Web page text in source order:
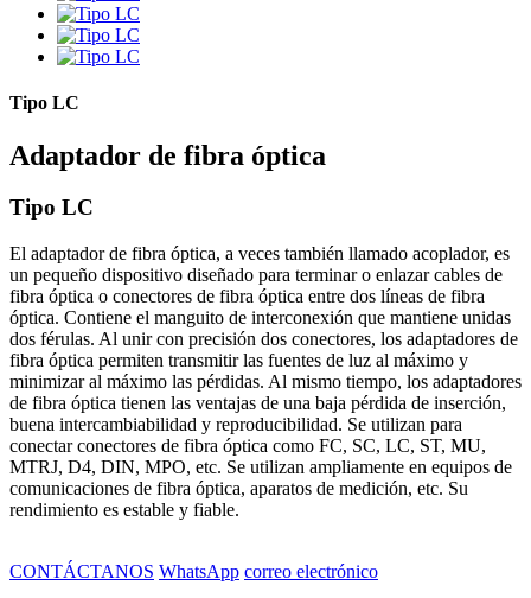
Tipo LC
Adaptador de fibra óptica
Tipo LC
El adaptador de fibra óptica, a veces también llamado acoplador, es
un pequeño dispositivo diseñado para terminar o enlazar cables de
fibra óptica o conectores de fibra óptica entre dos líneas de fibra
óptica. Contiene el manguito de interconexión que mantiene unidas
dos férulas. Al unir con precisión dos conectores, los adaptadores de
fibra óptica permiten transmitir las fuentes de luz al máximo y
minimizar al máximo las pérdidas. Al mismo tiempo, los adaptadores
de fibra óptica tienen las ventajas de una baja pérdida de inserción,
buena intercambiabilidad y reproducibilidad. Se utilizan para
conectar conectores de fibra óptica como FC, SC, LC, ST, MU,
MTRJ, D4, DIN, MPO, etc. Se utilizan ampliamente en equipos de
comunicaciones de fibra óptica, aparatos de medición, etc. Su
rendimiento es estable y fiable.
CONTÁCTANOS WhatsApp correo electrónico